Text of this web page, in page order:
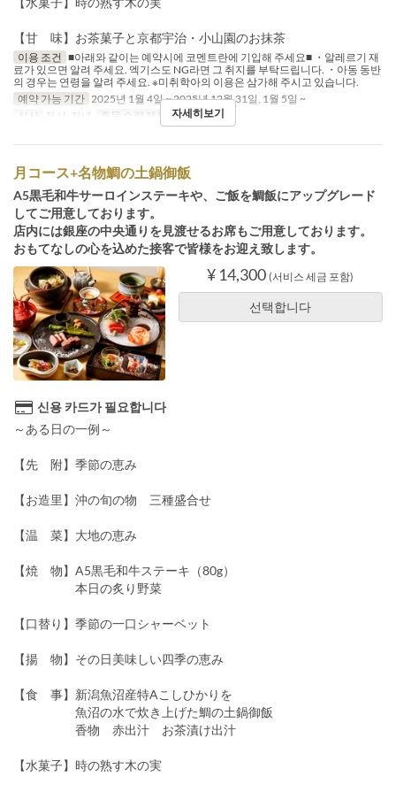
【甘 味】お茶菓子と京都宇治・小山園のお抹茶
이용 조건 ■아래와 같이는 예약시에 코멘트란에 기입해 주세요■ ・알레르기 재
료가 있으면 알려 주세요. 엑기스도 NG라면 그 취지를 부탁드립니다. ・아동 동반
의 경우는 연령을 알려 주세요. ※미취학아의 이용은 삼가해 주시고 있습니다.
예약 가능 기간 2025년 1월 4일 ~ 2025년 12월 31일, 1월 5일 ~
식사
점심, 저녁 주문 수량 제한 1 ~ 8
자세히보기
月コース+名物鯛の土鍋御飯
A5黒毛和牛サーロインステーキや、ご飯を鯛飯にアップグレード
してご用意しております。
店内には銀座の中央通りを見渡せるお席もご用意しております。
おもてなしの心を込めた接客で皆様をお迎え致します。
¥ 14,300 (서비스 세금 포함)
선택합니다
신용 카드가 필요합니다
～ある日の一例～
【先 附】季節の恵み
【お造里】沖の旬の物 三種盛合せ
【温 菜】大地の恵み
【焼 物】A5黒毛和牛ステーキ（80g）
本日の炙り野菜
【口替り】季節の一口シャーベット
【揚 物】その日美味しい四季の恵み
【食 事】新潟魚沼産特Aこしひかりを
魚沼の水で炊き上げた鯛の土鍋御飯
香物 赤出汁 お茶漬け出汁
【水菓子】時の熟す木の実